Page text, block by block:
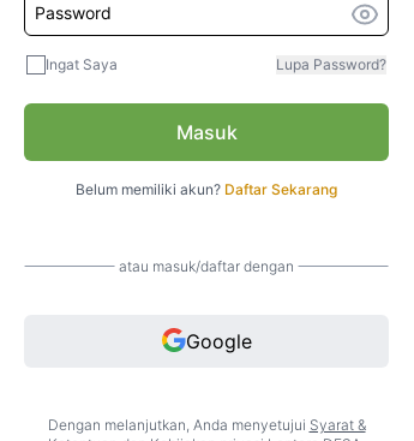
Ingat Saya Lupa Password?
Masuk
Belum memiliki akun? Daftar Sekarang
atau masuk/daftar dengan
Google
Dengan melanjutkan, Anda menyetujui Syarat &
beberapa komoditas pertanian Indonesia
dari Indonesia, empat teratas diduduki
ini jadi unsur paling penting sehingga bisa
sangat berpengaruh terhadap hasil panen
tanahnya buruk tentu saja tanaman tidak
baik. Begitu pula sebaliknya, apabila
produktivitasnya tidak bisa mencukupi
tersebut yaitu tanah yang luas dan subur